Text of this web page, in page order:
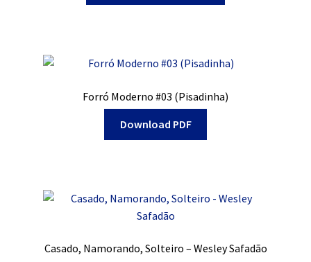
Forró Moderno #03 (Pisadinha)
Download PDF
Casado, Namorando, Solteiro – Wesley Safadão